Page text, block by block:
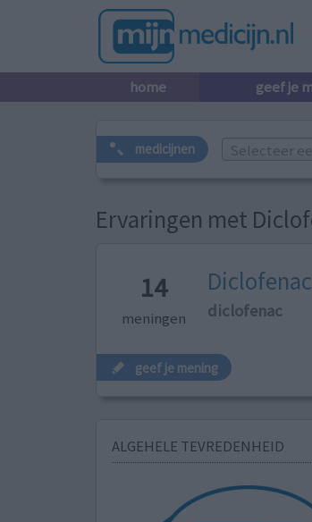
home geef je
medicijnen Selecteer
Ervaringen met
14
meningen
Diclofenac
diclofenac
geef je mening
ALGEHELE TEVREDENHEID